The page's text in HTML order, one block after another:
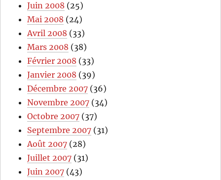
Juin 2008 (25)
Mai 2008 (24)
Avril 2008 (33)
Mars 2008 (38)
Février 2008 (33)
Janvier 2008 (39)
Décembre 2007 (36)
Novembre 2007 (34)
Octobre 2007 (37)
Septembre 2007 (31)
Août 2007 (28)
Juillet 2007 (31)
Juin 2007 (43)